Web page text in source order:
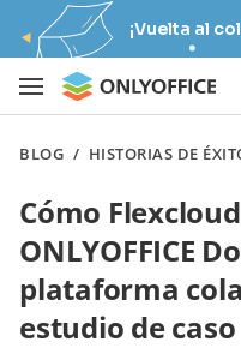
¡Vuelta al
BLOG / HISTORIAS DE
Cómo
ONLYOFFICE
plataforma
estudio de caso